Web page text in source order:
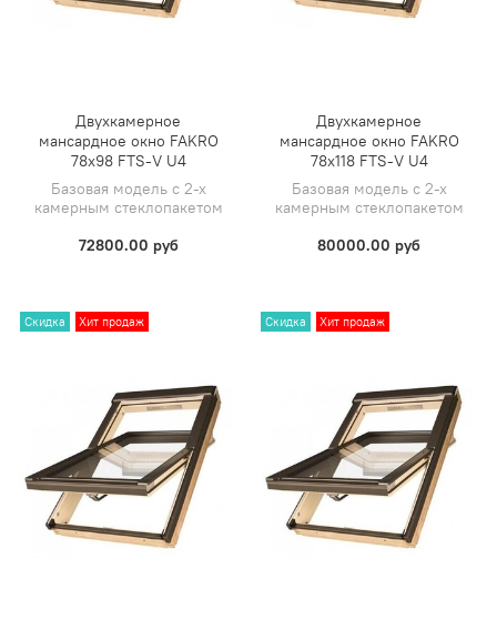
Двухкамерное
мансардное окно FAKRO
78х98 FTS-V U4
Базовая модель с 2-х
камерным стеклопакетом
72800.00 руб
Двухкамерное
мансардное окно FAKRO
78х118 FTS-V U4
Базовая модель с 2-х
камерным стеклопакетом
80000.00 руб
Скидка Хит продаж Скидка Хит продаж